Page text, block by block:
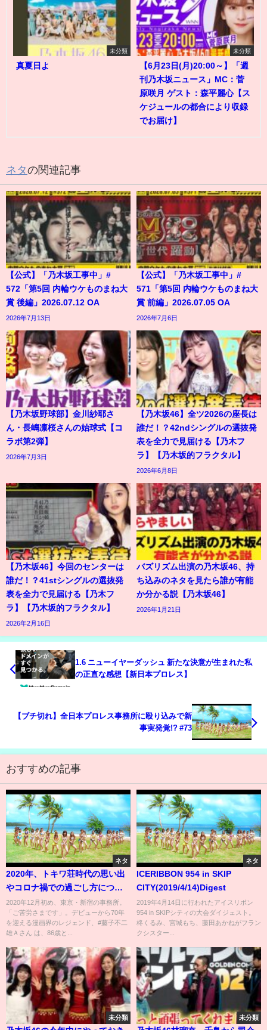
未分類
真夏日よ
未分類
【6月23日(月)20:00～】「週
刊乃木坂ニュース」MC：菅
原咲月 ゲスト：森平麗心【ス
ケジュールの都合により収録
でお届け】
ネタの関連記事
【公式】「乃木坂工事中」#
572「第5回 内輪ウケものまね大
賞 後編」2026.07.12 OA
2026年7月13日
【公式】「乃木坂工事中」#
571「第5回 内輪ウケものまね大
賞 前編」2026.07.05 OA
2026年7月6日
【乃木坂野球部】金川紗耶さ
ん・長嶋凛桜さんの始球式【コ
ラボ第2弾】
2026年7月3日
【乃木坂46】全ツ2026の座長は
誰だ！？42ndシングルの選抜発
表を全力で見届ける【乃木フ
ラ】【乃木坂的フラクタル】
2026年6月8日
【乃木坂46】今回のセンターは
誰だ！？41stシングルの選抜発
表を全力で見届ける【乃木フ
ラ】【乃木坂的フラクタル】
2026年2月16日
バズリズム出演の乃木坂46、持
ち込みのネタを見たら誰が有能
か分かる説【乃木坂46】
2026年1月21日
1.6 ニューイヤーダッシュ 新たな決意が生まれた私
の正直な感想【新日本プロレス】
【ブチ切れ】全日本プロレス事務所に殴り込みで新
事実発覚!? #73
おすすめの記事
ネタ
2020年、トキワ荘時代の思い出
やコロナ禍での過ごし方につい
て語る藤子不二雄Ａさん
2020年12月初め、東京・新宿の事務所。
「ご苦労さまです」。デビューから70年
を迎える漫画界のレジェンド、#藤子不二
雄Ａさん は、86歳と...
ネタ
ICERIBBON 954 in SKIP
CITY(2019/4/14)Digest
2019年4月14日に行われたアイスリボン
954 in SKIPシティの大会ダイジェスト。
柊くるみ、宮城もち、藤田あかねがフラン
クシスター...
未分類 未分類